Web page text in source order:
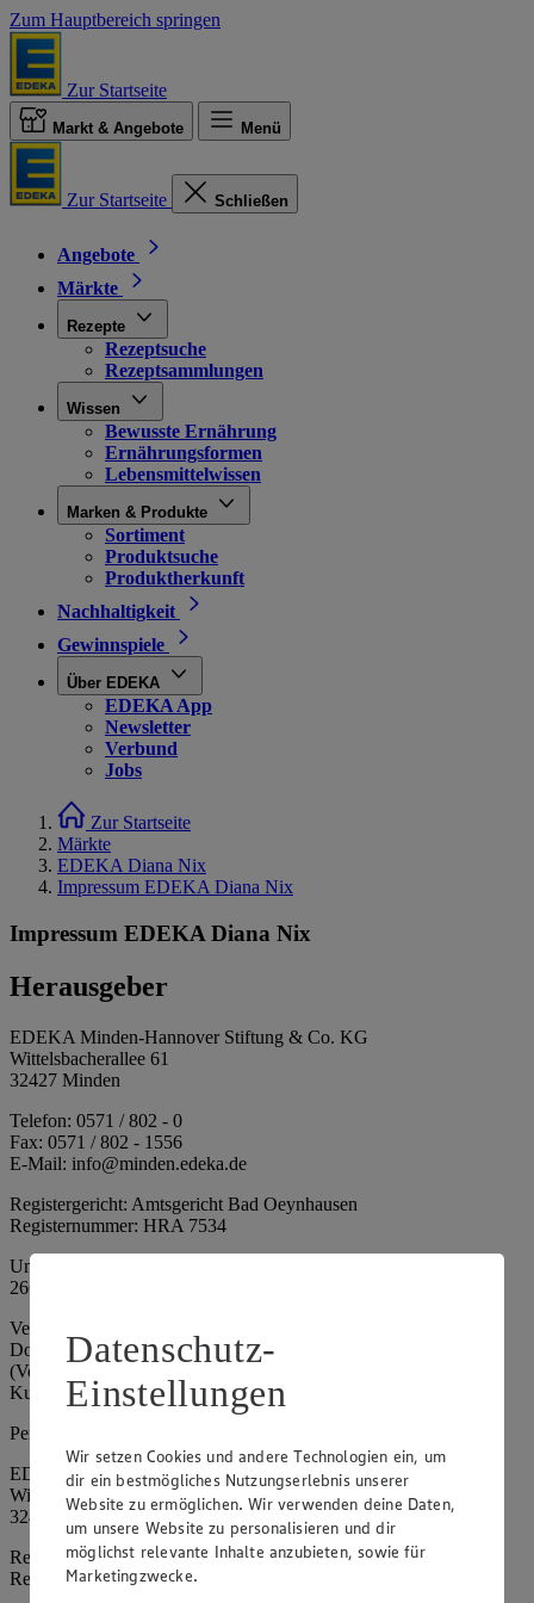
Zum Hauptbereich springen
Zur Startseite
Markt & Angebote Menü
Zur Startseite Schließen
Angebote
Märkte
Rezepte
Rezeptsuche
Rezeptsammlungen
Wissen
Bewusste Ernährung
Ernährungsformen
Lebensmittelwissen
Marken & Produkte
Sortiment
Produktsuche
Produktherkunft
Nachhaltigkeit
Gewinnspiele
Über EDEKA
EDEKA App
Newsletter
Verbund
Jobs
Zur Startseite
Märkte
EDEKA Diana Nix
Impressum EDEKA Diana Nix
Impressum EDEKA Diana Nix
Herausgeber
EDEKA Minden-Hannover Stiftung & Co. KG
Wittelsbacherallee 61
32427 Minden
Telefon: 0571 / 802 - 0
Fax: 0571 / 802 - 1556
E-Mail: info@minden.edeka.de
Registergericht: Amtsgericht Bad Oeynhausen
Registernummer: HRA 7534
Umsatzsteuer-Identifikationsnummer gem. § 27a UStG: DE
266067317
Vertretungsberechtigte: Mark Rosenkranz (Sprecher), Eileen
Dominique Klingsiek (Vorstandsmitglied), Ulf-U. Plath
(Vorstandsmitglied), Stephan Wohler (Vorstandsmitglied), Marc
Kuhlmann (Aufsichtsratsvorsitzender)
Persönlich haftende Gesellschafterin:
EDEKA Minden-Hannover Holding GmbH
Wittelsbacherallee 61
32427 Minden
Registergericht: Amtsgericht Bad Oeynhausen
Registernummer: HRB 4086
Datenschutz-
Einstellungen
Wir setzen Cookies und andere Technologien ein, um
dir ein bestmögliches Nutzungserlebnis unserer
Website zu ermöglichen. Wir verwenden deine Daten,
um unsere Website zu personalisieren und dir
möglichst relevante Inhalte anzubieten, sowie für
Marketingzwecke.